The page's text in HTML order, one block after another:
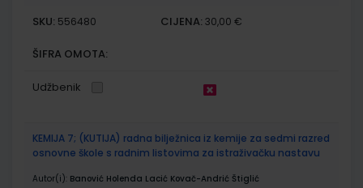
SKU: 556480 CIJENA: 30,00 €
ŠIFRA OMOTA:
Udžbenik
KEMIJA 7; (KUTIJA) radna bilježnica iz kemije za sedmi razred
osnovne škole s radnim listovima za istraživačku nastavu
Autor(i): Banović Holenda Lacić Kovač-Andrić Štiglić